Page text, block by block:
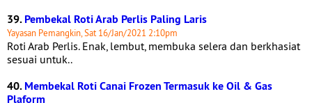
39.Pembekal Roti Arab Perlis Paling Laris
Yayasan Pemangkin, Sat 16/Jan/2021 2:10pm
Roti Arab Perlis. Enak, lembut, membuka selera dan berkhasiat
sesuai untuk..
40.Membekal Roti Canai Frozen Termasuk ke Oil & Gas
Plaform